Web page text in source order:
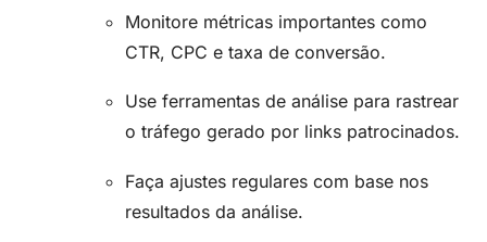
Monitore métricas importantes como
CTR, CPC e taxa de conversão.
Use ferramentas de análise para rastrear
o tráfego gerado por links patrocinados.
Faça ajustes regulares com base nos
resultados da análise.